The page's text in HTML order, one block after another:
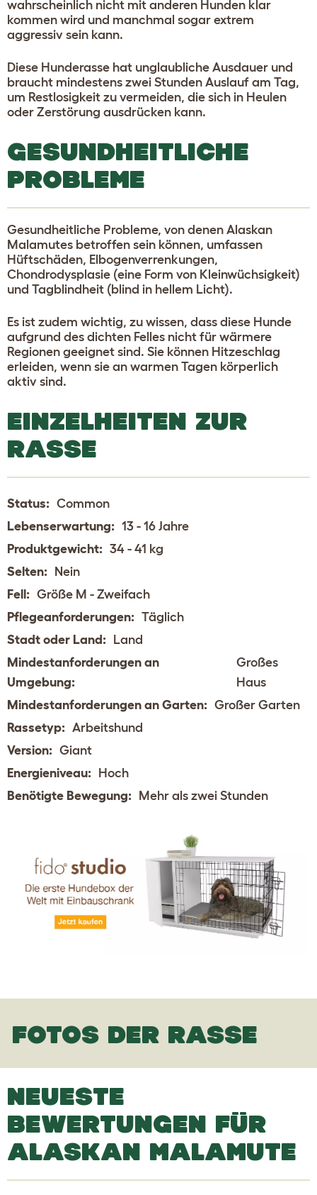
wahrscheinlich nicht mit anderen Hunden klar
kommen wird und manchmal sogar extrem
aggressiv sein kann.
Diese Hunderasse hat unglaubliche Ausdauer und
braucht mindestens zwei Stunden Auslauf am Tag,
um Restlosigkeit zu vermeiden, die sich in Heulen
oder Zerstörung ausdrücken kann.
GESUNDHEITLICHE
PROBLEME
Gesundheitliche Probleme, von denen Alaskan
Malamutes betroffen sein können, umfassen
Hüftschäden, Elbogenverrenkungen,
Chondrodysplasie (eine Form von Kleinwüchsigkeit)
und Tagblindheit (blind in hellem Licht).
Es ist zudem wichtig, zu wissen, dass diese Hunde
aufgrund des dichten Felles nicht für wärmere
Regionen geeignet sind. Sie können Hitzeschlag
erleiden, wenn sie an warmen Tagen körperlich
aktiv sind.
EINZELHEITEN ZUR
RASSE
Status: Common
Lebenserwartung: 13 - 16 Jahre
Produktgewicht: 34 - 41 kg
Selten: Nein
Fell: Größe M - Zweifach
Pflegeanforderungen: Täglich
Stadt oder Land: Land
Mindestanforderungen an
Umgebung:
Großes
Haus
Mindestanforderungen an Garten: Großer Garten
Rassetyp: Arbeitshund
Version: Giant
Energieniveau: Hoch
Benötigte Bewegung: Mehr als zwei Stunden
FOTOS DER RASSE
NEUESTE
BEWERTUNGEN FÜR
ALASKAN MALAMUTE